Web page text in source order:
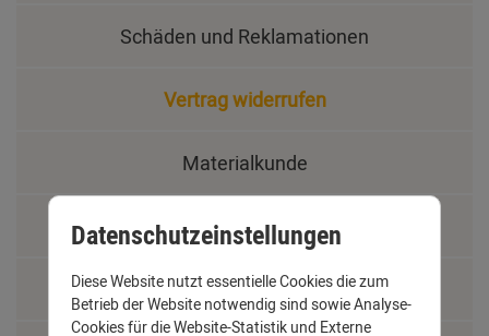
Schäden und Reklamationen
Vertrag widerrufen
Materialkunde
Fachbegriffe
Jobs
Datenschutzeinstellungen
Diese Website nutzt essentielle Cookies die zum
Betrieb der Website notwendig sind sowie Analyse-
Cookies für die Website-Statistik und Externe